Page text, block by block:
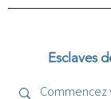
Esclaves